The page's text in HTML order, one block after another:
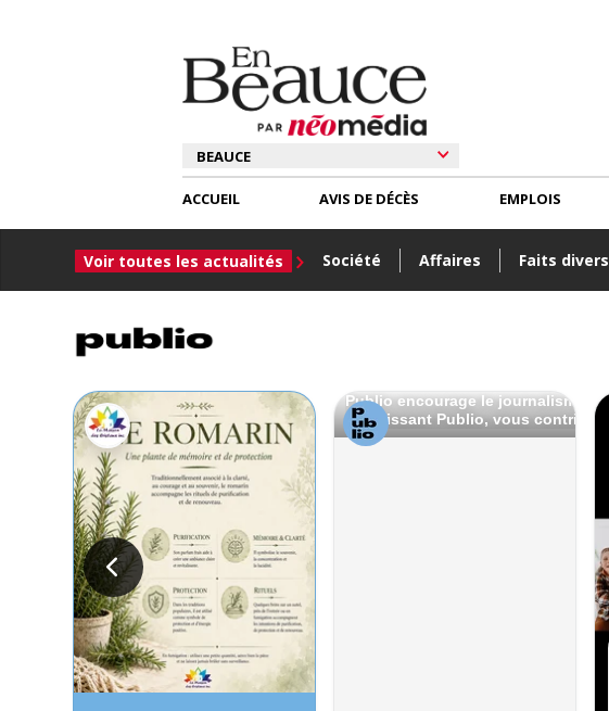
ACCUEIL
Voir toutes les actualités Société Affaires Faits divers
AVIS DE DÉCÈS EMPLOIS